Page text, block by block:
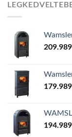
209.989
179.989
194.989